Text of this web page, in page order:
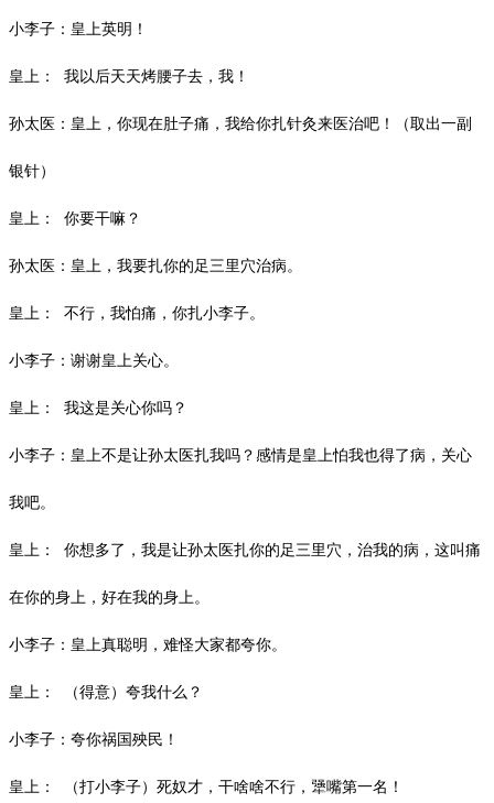
小李子：皇上英明！
皇上： 我以后天天烤腰子去，我！
孙太医：皇上，你现在肚子痛，我给你扎针灸来医治吧！ （取出一副
银针）
皇上： 你要干嘛？
孙太医：皇上，我要扎你的足三里穴治病。
皇上： 不行，我怕痛，你扎小李子。
小李子：谢谢皇上关心。
皇上： 我这是关心你吗？
小李子：皇上不是让孙太医扎我吗？感情是皇上怕我也得了病，关心
我吧。
皇上： 你想多了，我是让孙太医扎你的足三里穴，治我的病，这叫痛
在你的身上，好在我的身上。
小李子：皇上真聪明，难怪大家都夸你。
皇上： （得意）夸我什么？
小李子：夸你祸国殃民！
皇上： （打小李子）死奴才，干啥啥不行，犟嘴第一名！